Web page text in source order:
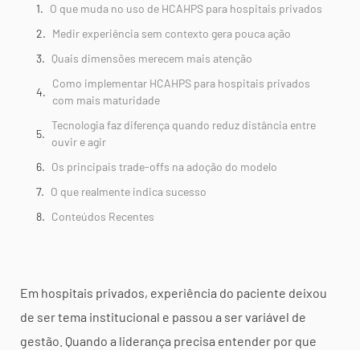
O que muda no uso de HCAHPS para hospitais privados
Medir experiência sem contexto gera pouca ação
Quais dimensões merecem mais atenção
Como implementar HCAHPS para hospitais privados
com mais maturidade
Tecnologia faz diferença quando reduz distância entre
ouvir e agir
Os principais trade-offs na adoção do modelo
O que realmente indica sucesso
Conteúdos Recentes
Em hospitais privados, experiência do paciente deixou
de ser tema institucional e passou a ser variável de
gestão. Quando a liderança precisa entender por que